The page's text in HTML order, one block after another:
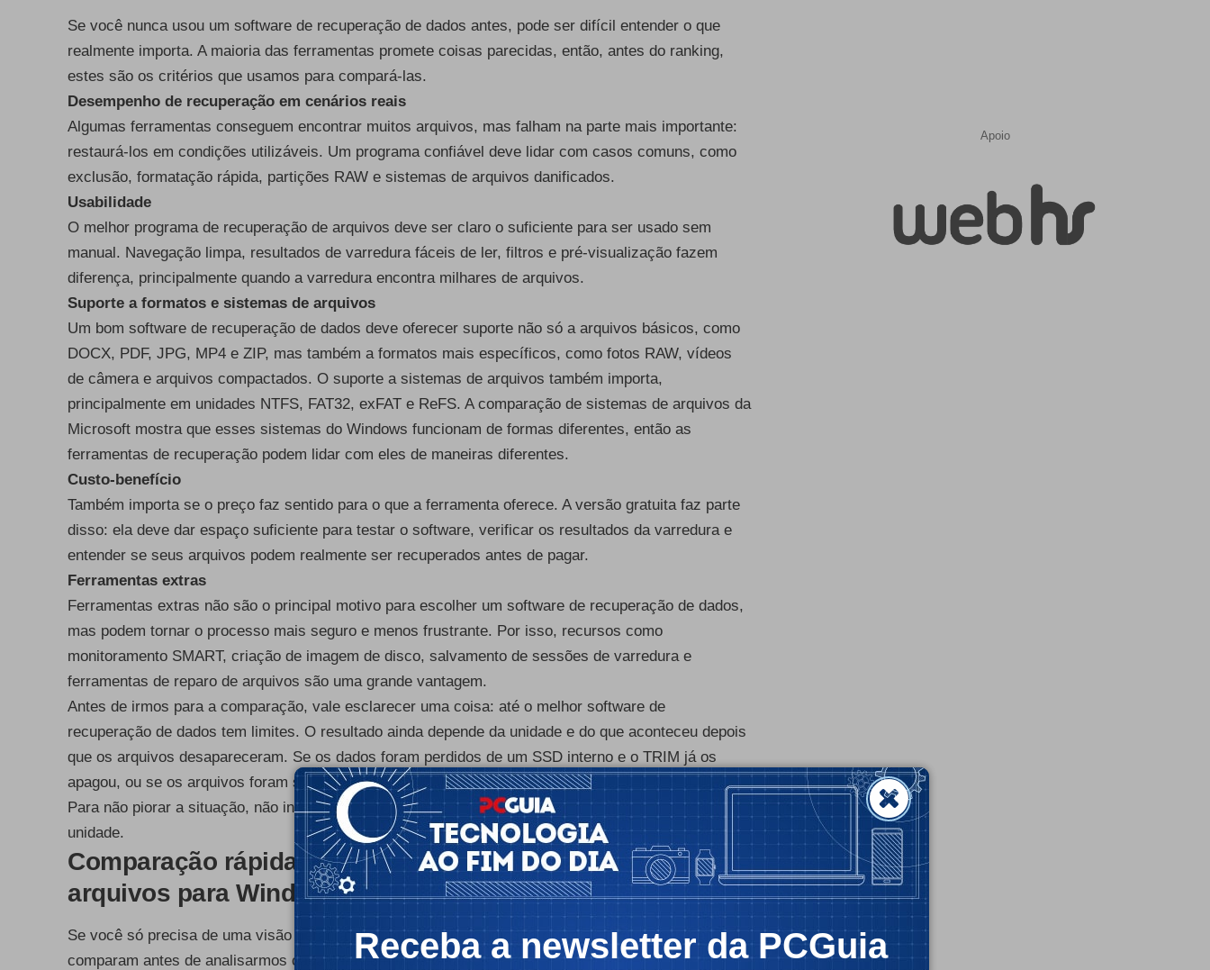
Se você nunca usou um software de recuperação de dados antes, pode ser difícil entender o que
realmente importa. A maioria das ferramentas promete coisas parecidas, então, antes do ranking,
estes são os critérios que usamos para compará-las.
Desempenho de recuperação em cenários reais
Algumas ferramentas conseguem encontrar muitos arquivos, mas falham na parte mais importante:
restaurá-los em condições utilizáveis. Um programa confiável deve lidar com casos comuns, como
exclusão, formatação rápida, partições RAW e sistemas de arquivos danificados.
Usabilidade
O melhor programa de recuperação de arquivos deve ser claro o suficiente para ser usado sem
manual. Navegação limpa, resultados de varredura fáceis de ler, filtros e pré-visualização fazem
diferença, principalmente quando a varredura encontra milhares de arquivos.
Suporte a formatos e sistemas de arquivos
Um bom software de recuperação de dados deve oferecer suporte não só a arquivos básicos, como
DOCX, PDF, JPG, MP4 e ZIP, mas também a formatos mais específicos, como fotos RAW, vídeos
de câmera e arquivos compactados. O suporte a sistemas de arquivos também importa,
principalmente em unidades NTFS, FAT32, exFAT e ReFS. Acomparação de sistemas de arquivos da
Microsoft mostra que esses sistemas do Windows funcionam de formas diferentes, então as
ferramentas de recuperação podem lidar com eles de maneiras diferentes.
Custo-benefício
Também importa se o preço faz sentido para o que a ferramenta oferece. A versão gratuita faz parte
disso: ela deve dar espaço suficiente para testar o software, verificar os resultados da varredura e
entender se seus arquivos podem realmente ser recuperados antes de pagar.
Ferramentas extras
Ferramentas extras não são o principal motivo para escolher um software de recuperação de dados,
mas podem tornar o processo mais seguro e menos frustrante. Por isso, recursos como
monitoramento SMART, criação de imagem de disco, salvamento de sessões de varredura e
ferramentas de reparo de arquivos são uma grande vantagem.
Antes de irmos para a comparação, vale esclarecer uma coisa: até o melhor software de
recuperação de dados tem limites. O resultado ainda depende da unidade e do que aconteceu depois
que os arquivos desapareceram. Se os dados foram perdidos de um SSD interno e o TRIM já os
apagou, ou se os arquivos foram sobrescritos, o software geralmente não consegue recuperá-los.
Para não piorar a situação, não instale a ferramenta nem salve os arquivos recuperados na mesma
unidade.
Comparação rápida dos melhores recuperadores de
arquivos para Windows
Se você só precisa de uma visão geral rápida, a tabela abaixo mostra como as ferramentas se
comparam antes de analisarmos cada uma com mais detalhes.
Apoio
Receba a newsletter da PCGuia